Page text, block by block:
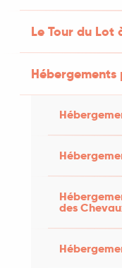
Le Tour du Lot
des
au bord
accueille. Le
raffinée et